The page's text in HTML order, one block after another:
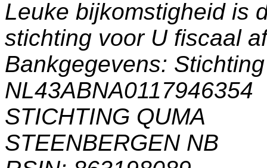
Leuke bijkomstigheid is
stichting voor U fiscaal
Bankgegevens:
NL43ABNA0117946354
STICHTING QUMA
STEENBERGEN NB